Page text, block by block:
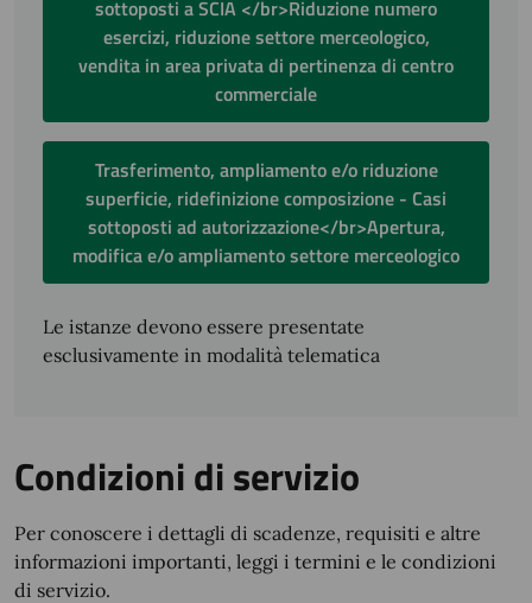
sottoposti a SCIA </br>Riduzione numero
esercizi, riduzione settore merceologico,
vendita in area privata di pertinenza di centro
commerciale
Trasferimento, ampliamento e/o riduzione
superficie, ridefinizione composizione - Casi
sottoposti ad autorizzazione</br>Apertura,
modifica e/o ampliamento settore merceologico
Le istanze devono essere presentate
esclusivamente in modalità telematica
Condizioni di servizio
Per conoscere i dettagli di scadenze, requisiti e altre
informazioni importanti, leggi i termini e le condizioni
di servizio.